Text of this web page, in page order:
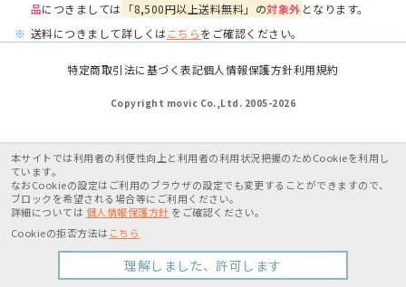
品につきましては 「8,500円以上送料無料」の対象外 となります。
※ 送料につきまして詳しくはこちらをご確認ください。
特定商取引法に基づく表記個人情報保護方針利用規約
Copyright movic Co.,Ltd. 2005-2026
本サイトでは利用者の利便性向上と利用者の利用状況把握のためCookieを利用し
ています。
なおCookieの設定はご利用のブラウザの設定でも変更することができますので、
ブロックを希望される場合等にご利用ください。
詳細については 個人情報保護方針 をご確認ください。
Cookieの拒否方法は こちら
理解しました、許可します